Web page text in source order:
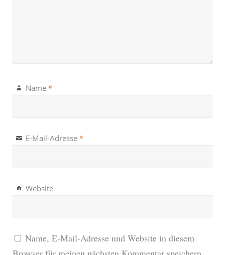
Name *
E-Mail-Adresse *
Website
Name, E-Mail-Adresse und Website in diesem